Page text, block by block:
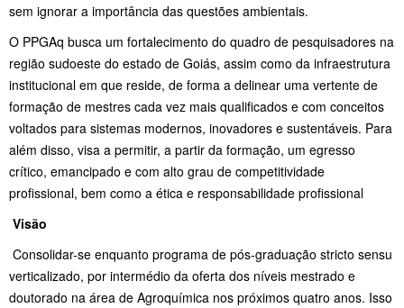
sem ignorar a importância das questões ambientais.
O PPGAq busca um fortalecimento do quadro de pesquisadores na
região sudoeste do estado de Goiás, assim como da infraestrutura
institucional em que reside, de forma a delinear uma vertente de
formação de mestres cada vez mais qualificados e com conceitos
voltados para sistemas modernos, inovadores e sustentáveis. Para
além disso, visa a permitir, a partir da formação, um egresso
crítico, emancipado e com alto grau de competitividade
profissional, bem como a ética e responsabilidade profissional
Visão
Consolidar-se enquanto programa de pós-graduação stricto sensu
verticalizado, por intermédio da oferta dos níveis mestrado e
doutorado na área de Agroquímica nos próximos quatro anos. Isso